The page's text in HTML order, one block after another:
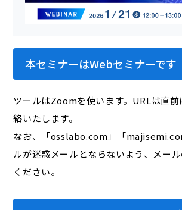
本セミナーはWebセミナーです
ツールはZoomを使います。URLは直
絡いたします。
なお、「osslabo.com」「
ルが迷惑メールとならないよう、メー
ください。